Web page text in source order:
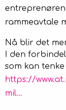
Om oss
Kontakt
rammeavtale
Nå blir det
I den
som kan
https://
mil...